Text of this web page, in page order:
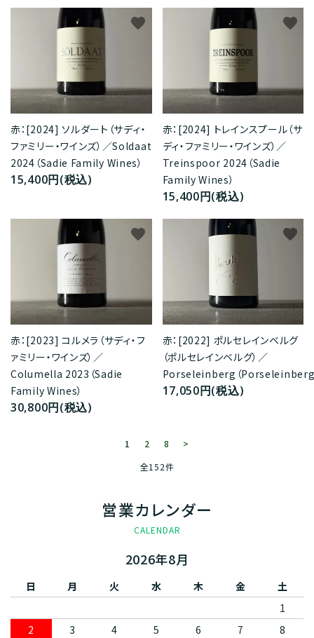
赤：[2024] ソルダート（サディ・
ファミリー・ワインズ）／Soldaat
2024（Sadie Family Wines）
15,400円(税込)
favorite
赤：[2024] トレインスプール（サ
ディ・ファミリー・ワインズ）／
Treinspoor 2024（Sadie
Family Wines）
15,400円(税込)
favorite
赤：[2023] コルメラ（サディ・フ
ァミリー・ワインズ）／
Columella 2023（Sadie
Family Wines）
30,800円(税込)
favorite
赤：[2022] ポルセレインベルグ
（ポルセレインベルグ）／
Porseleinberg（Porseleinberg
17,050円(税込)
favorite
1 2 8
>
全152件
営業カレンダー
CALENDAR
2026年8月
日 月 火 水 木 金
土
1
2
3 4 5 6 7
8